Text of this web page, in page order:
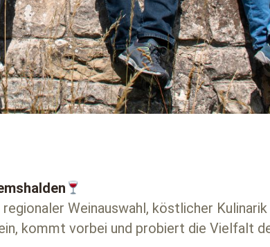
Weinauswahl, köstlicher Kulinarik
kommt vorbei und probiert die Vielfalt